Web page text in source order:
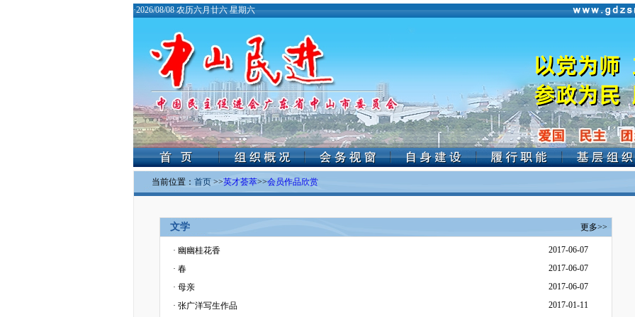
·2026/08/08 农历六月廿六 星期六
当前位置： 首页 >>英才荟萃>>会员作品欣赏
文学 更多>>
· 幽幽桂花香
2017-06-07
· 春
2017-06-07
· 母亲
2017-06-07
· 张广洋写生作品 2017-01-11